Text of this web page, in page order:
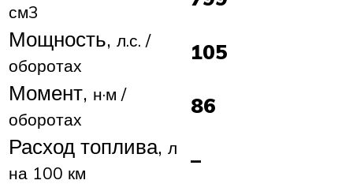
см3
Мощность, л.с. /
оборотах
105
Момент, н·м /
оборотах
86
Расход топлива, л
на 100 км
–